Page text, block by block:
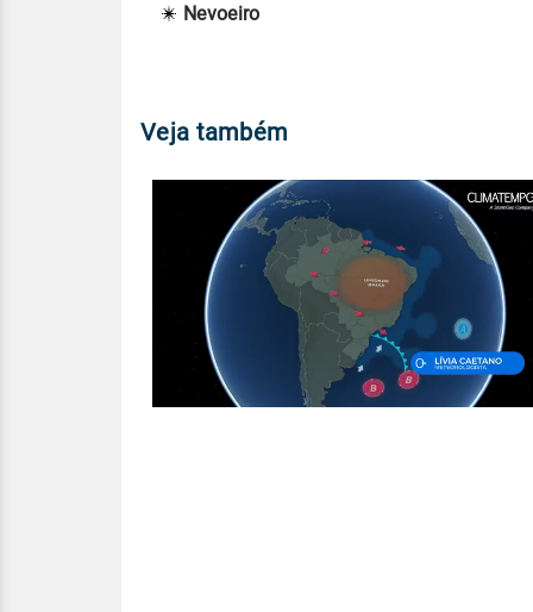
Nevoeiro
Veja também